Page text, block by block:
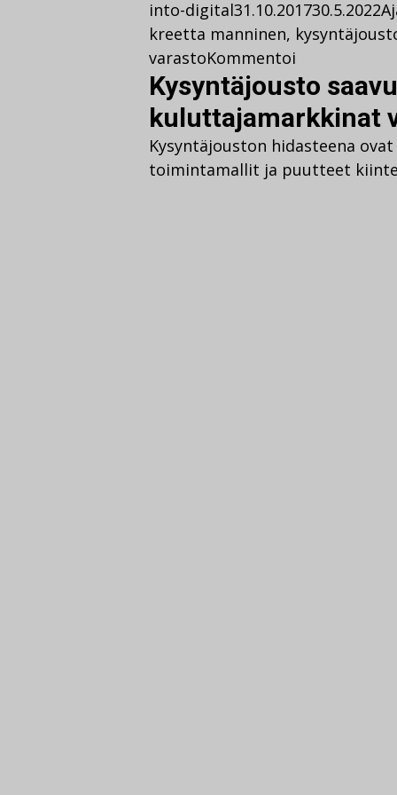
into-digital31.10.201730.5.2022
kreetta manninen,
varastoKommentoi
Kysyntäjousto
kuluttajamarkkinat
Kysyntäjouston hidasteena
toimintamallit ja puutteet